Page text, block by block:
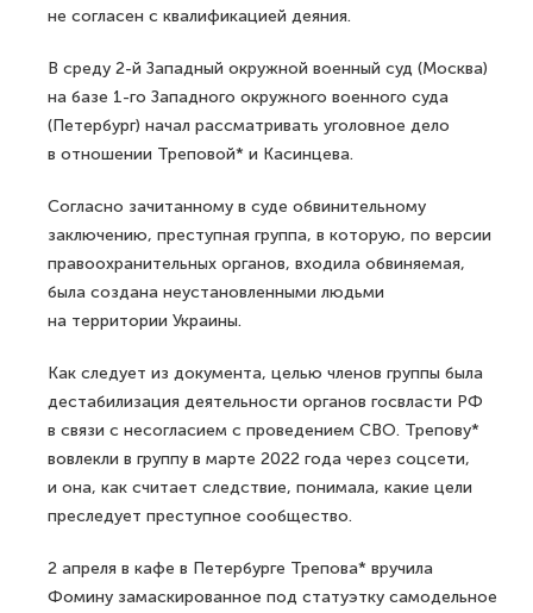
не согласен с квалификацией деяния.
В среду 2-й Западный окружной военный суд (Москва)
на базе 1-го Западного окружного военного суда
(Петербург) начал рассматривать уголовное дело
в отношении Треповой* и Касинцева.
Согласно зачитанному в суде обвинительному
заключению, преступная группа, в которую, по версии
правоохранительных органов, входила обвиняемая,
была создана неустановленными людьми
на территории Украины.
Как следует из документа, целью членов группы была
дестабилизация деятельности органов госвласти РФ
в связи с несогласием с проведением СВО. Трепову*
вовлекли в группу в марте 2022 года через соцсети,
и она, как считает следствие, понимала, какие цели
преследует преступное сообщество.
2 апреля в кафе в Петербурге Трепова* вручила
Фомину замаскированное под статуэтку самодельное